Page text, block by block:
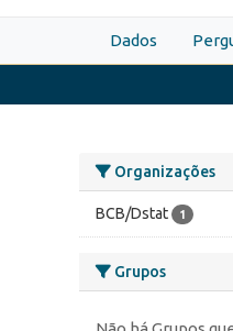
Dados
Organizações
BCB/Dstat 1
Grupos